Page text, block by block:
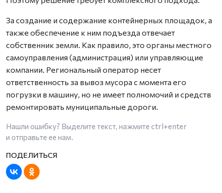
За создание и содержание контейнерных площадок, а
также обеспечение к ним подъезда отвечает
собственник земли. Как правило, это органы местного
самоуправления (администрация) или управляющие
компании. Региональный оператор несет
ответственность за вывоз мусора с момента его
погрузки в машину, но не имеет полномочий и средств
ремонтировать муниципальные дороги.
Нашли ошибку? Выделите текст, нажмите ctrl+enter
и отправьте ее нам.